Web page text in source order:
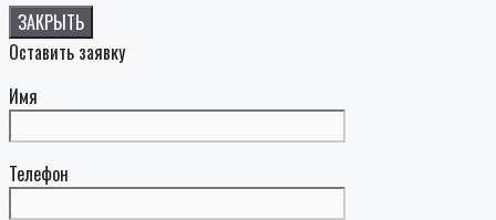
ЗАКРЫТЬ
Оставить заявку
Имя
Телефон